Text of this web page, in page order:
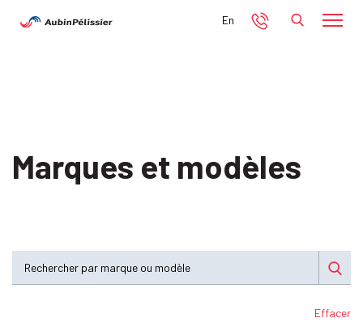
En
Marques et modèles
Effacer